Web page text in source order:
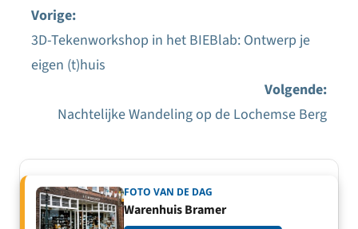
Bericht
Vorige:
3D-Tekenworkshop in het BIEBlab: Ontwerp je
eigen (t)huis
Volgende:
Nachtelijke Wandeling op de Lochemse Berg
FOTO VAN DE DAG
Warenhuis Bramer